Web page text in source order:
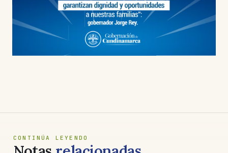
CONTINÚA LEYENDO